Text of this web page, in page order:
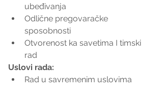
ubeđivanja
Odlične pregovaračke
sposobnosti
Otvorenost ka savetima I timski
rad
Uslovi rada:
Rad u savremenim uslovima